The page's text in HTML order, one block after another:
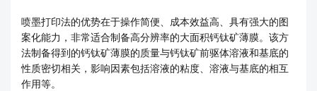
喷墨打印法的优势在于操作简便、成本效益高、具有强大的图
案化能力，非常适合制备高分辨率的大面积钙钛矿薄膜。该方
法制备得到的钙钛矿薄膜的质量与钙钛矿前驱体溶液和基底的
性质密切相关，影响因素包括溶液的粘度、溶液与基底的相互
作用等。